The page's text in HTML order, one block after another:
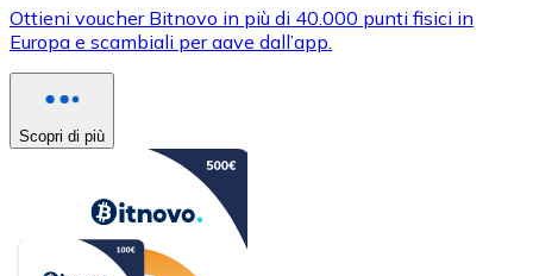
Ottieni voucher Bitnovo in più di 40.000 punti fisici in
Europa e scambiali per aave dall’app.
Scopri di più